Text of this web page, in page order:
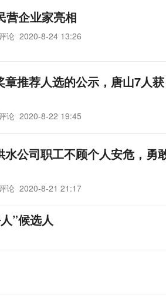
营企业家亮相
论 2020-8-24 13:26
推荐人选的公示，唐山7人获
论 2020-8-22 19:45
公司职工不顾个人安危，勇
论 2020-8-21 21:17
”候选人